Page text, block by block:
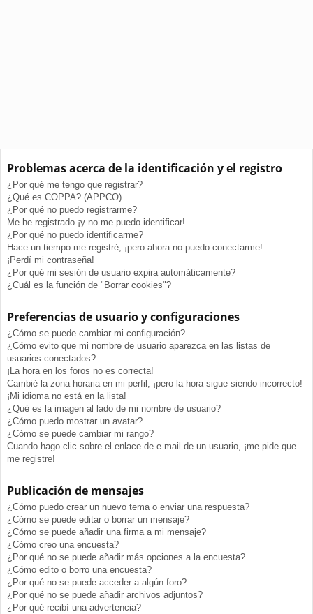
Problemas acerca de la identificación y el registro
¿Por qué me tengo que registrar?
¿Qué es COPPA? (APPCO)
¿Por qué no puedo registrarme?
Me he registrado ¡y no me puedo identificar!
¿Por qué no puedo identificarme?
Hace un tiempo me registré, ¡pero ahora no puedo conectarme!
¡Perdí mi contraseña!
¿Por qué mi sesión de usuario expira automáticamente?
¿Cuál es la función de "Borrar cookies"?
Preferencias de usuario y configuraciones
¿Cómo se puede cambiar mi configuración?
¿Cómo evito que mi nombre de usuario aparezca en las listas de
usuarios conectados?
¡La hora en los foros no es correcta!
Cambié la zona horaria en mi perfil, ¡pero la hora sigue siendo incorrecto!
¡Mi idioma no está en la lista!
¿Qué es la imagen al lado de mi nombre de usuario?
¿Cómo puedo mostrar un avatar?
¿Cómo se puede cambiar mi rango?
Cuando hago clic sobre el enlace de e-mail de un usuario, ¡me pide que
me registre!
Publicación de mensajes
¿Cómo puedo crear un nuevo tema o enviar una respuesta?
¿Cómo se puede editar o borrar un mensaje?
¿Cómo se puede añadir una firma a mi mensaje?
¿Cómo creo una encuesta?
¿Por qué no se puede añadir más opciones a la encuesta?
¿Cómo edito o borro una encuesta?
¿Por qué no se puede acceder a algún foro?
¿Por qué no se puede añadir archivos adjuntos?
¿Por qué recibí una advertencia?